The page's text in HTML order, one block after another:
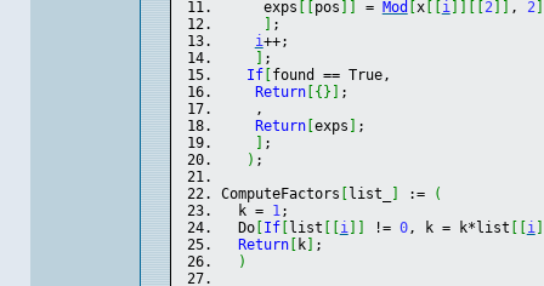
exps pos = Mod x[ i] 2] , 2]
;
i++;
;
If[ found == True,
Return[ { }
;
,
Return[ exps
;
;
) ;
ComputeFactors
list_ :=
(
k = 1;
Do[ If[ list i] != 0, k = k*list i]
Return[ k]
;
)